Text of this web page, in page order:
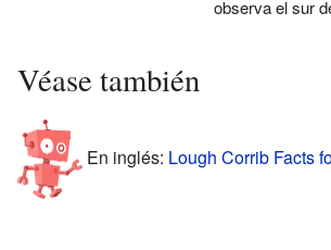
observa el sur
Véase también
En inglés: Lough Corrib Facts